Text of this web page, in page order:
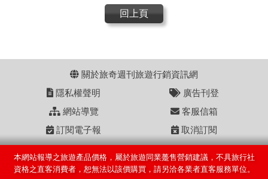
回上頁
關於旅奇週刊旅遊行銷資訊網
隱私權聲明
廣告刊登
網站導覽
客服信箱
訂閱電子報
取消訂閱
本網站報導之旅遊產品價格，屬於旅遊同業躉售營銷建議，不具旅行社
資格之直客消費者，恕無法以該價購買，請另洽各業者直客服務單位。